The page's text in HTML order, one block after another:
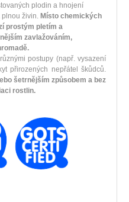
plodin a hnojení
plnou živin. Místo chemických
prostým pletím a
zavlažováním,
postupy (např. vysazení
přirozených nepřátel škůdců.
šetrnějším způsobem a bez
rostlin.